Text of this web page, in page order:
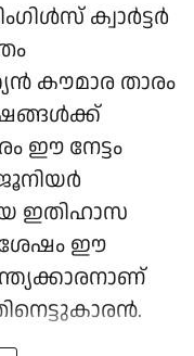
ക്വാർട്ടർ
കൗമാര താരം
ഈ നേട്ടം
ഇതിഹാസ
ശേഷം ഈ